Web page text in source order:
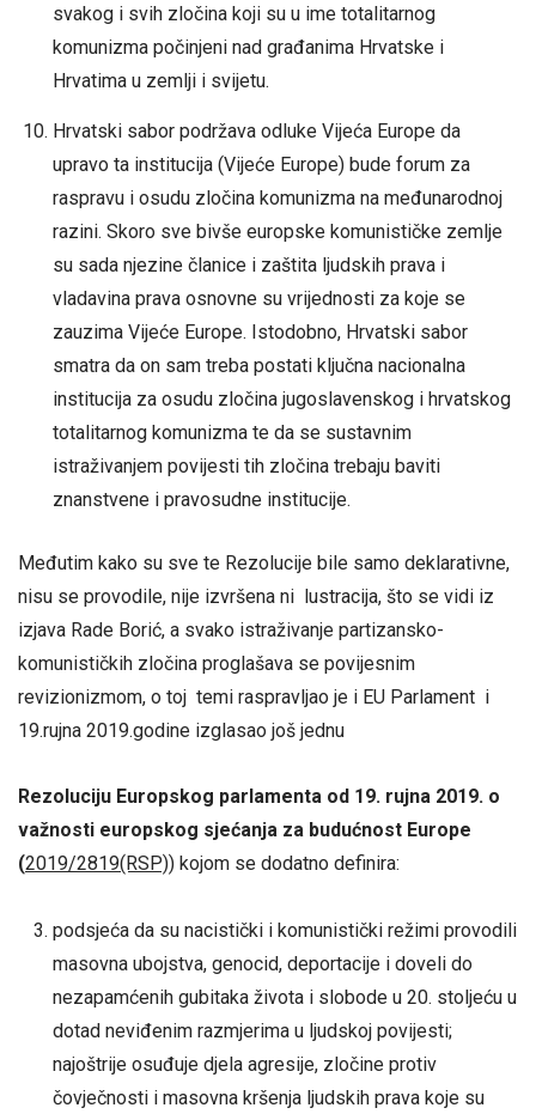
svakog i svih zločina koji su u ime totalitarnog
komunizma počinjeni nad građanima Hrvatske i
Hrvatima u zemlji i svijetu.
Hrvatski sabor podržava odluke Vijeća Europe da
upravo ta institucija (Vijeće Europe) bude forum za
raspravu i osudu zločina komunizma na međunarodnoj
razini. Skoro sve bivše europske komunističke zemlje
su sada njezine članice i zaštita ljudskih prava i
vladavina prava osnovne su vrijednosti za koje se
zauzima Vijeće Europe. Istodobno, Hrvatski sabor
smatra da on sam treba postati ključna nacionalna
institucija za osudu zločina jugoslavenskog i hrvatskog
totalitarnog komunizma te da se sustavnim
istraživanjem povijesti tih zločina trebaju baviti
znanstvene i pravosudne institucije.
Međutim kako su sve te Rezolucije bile samo deklarativne,
nisu se provodile, nije izvršena ni lustracija, što se vidi iz
izjava Rade Borić, a svako istraživanje partizansko-
komunističkih zločina proglašava se povijesnim
revizionizmom, o toj temi raspravljao je i EU Parlament i
19.rujna 2019.godine izglasao još jednu
Rezoluciju Europskog parlamenta od 19. rujna 2019. o
važnosti europskog sjećanja za budućnost Europe
(2019/2819(RSP)) kojom se dodatno definira:
podsjeća da su nacistički i komunistički režimi provodili
masovna ubojstva, genocid, deportacije i doveli do
nezapamćenih gubitaka života i slobode u 20. stoljeću u
dotad neviđenim razmjerima u ljudskoj povijesti;
najoštrije osuđuje djela agresije, zločine protiv
čovječnosti i masovna kršenja ljudskih prava koje su